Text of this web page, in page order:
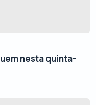
nesta quinta-